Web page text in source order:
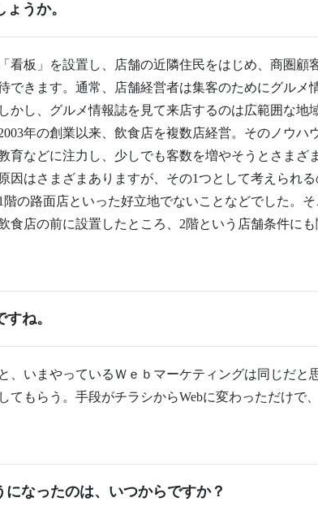
うか。
看板」を設置し、店舗の近隣住民をはじめ、商圏顧
きます。通常、店舗経営者は集客のためにグルメ
かし、グルメ情報誌を見て来店するのは広範囲な地
年の創業以来、飲食店を複数店経営。そのノウハ
育などに注力し、少しでも客数を増やそうとさまざ
因はさまざまありますが、その1つとして考えられ
の路面店といった好立地でないことなどでした。
食店の前に設置したところ、2階という店舗条件に
ね。
いまやっているＷｅｂマーケティングは同じだと
てもらう。手段がチラシからWebに変わっただけで
なったのは、いつからですか？